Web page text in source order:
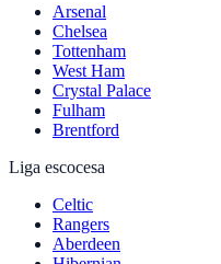
Arsenal
Chelsea
Tottenham
West Ham
Crystal Palace
Fulham
Brentford
Liga escocesa
Celtic
Rangers
Aberdeen